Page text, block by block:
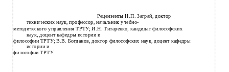
Рецензенты Н.П. Заграй, доктор
технических наук, профессор, начальник учебно-
методического управления ТРТУ; И.Н. Титаренко, кандидат философских
наук, доцент кафедры истории и
философии ТРТУ; В.В. Богданов, доктор философских наук, доцент кафедры
истории и
философии ТРТУ.